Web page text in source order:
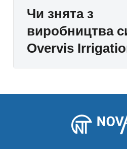
Чи знята з
виробництва
Overvis